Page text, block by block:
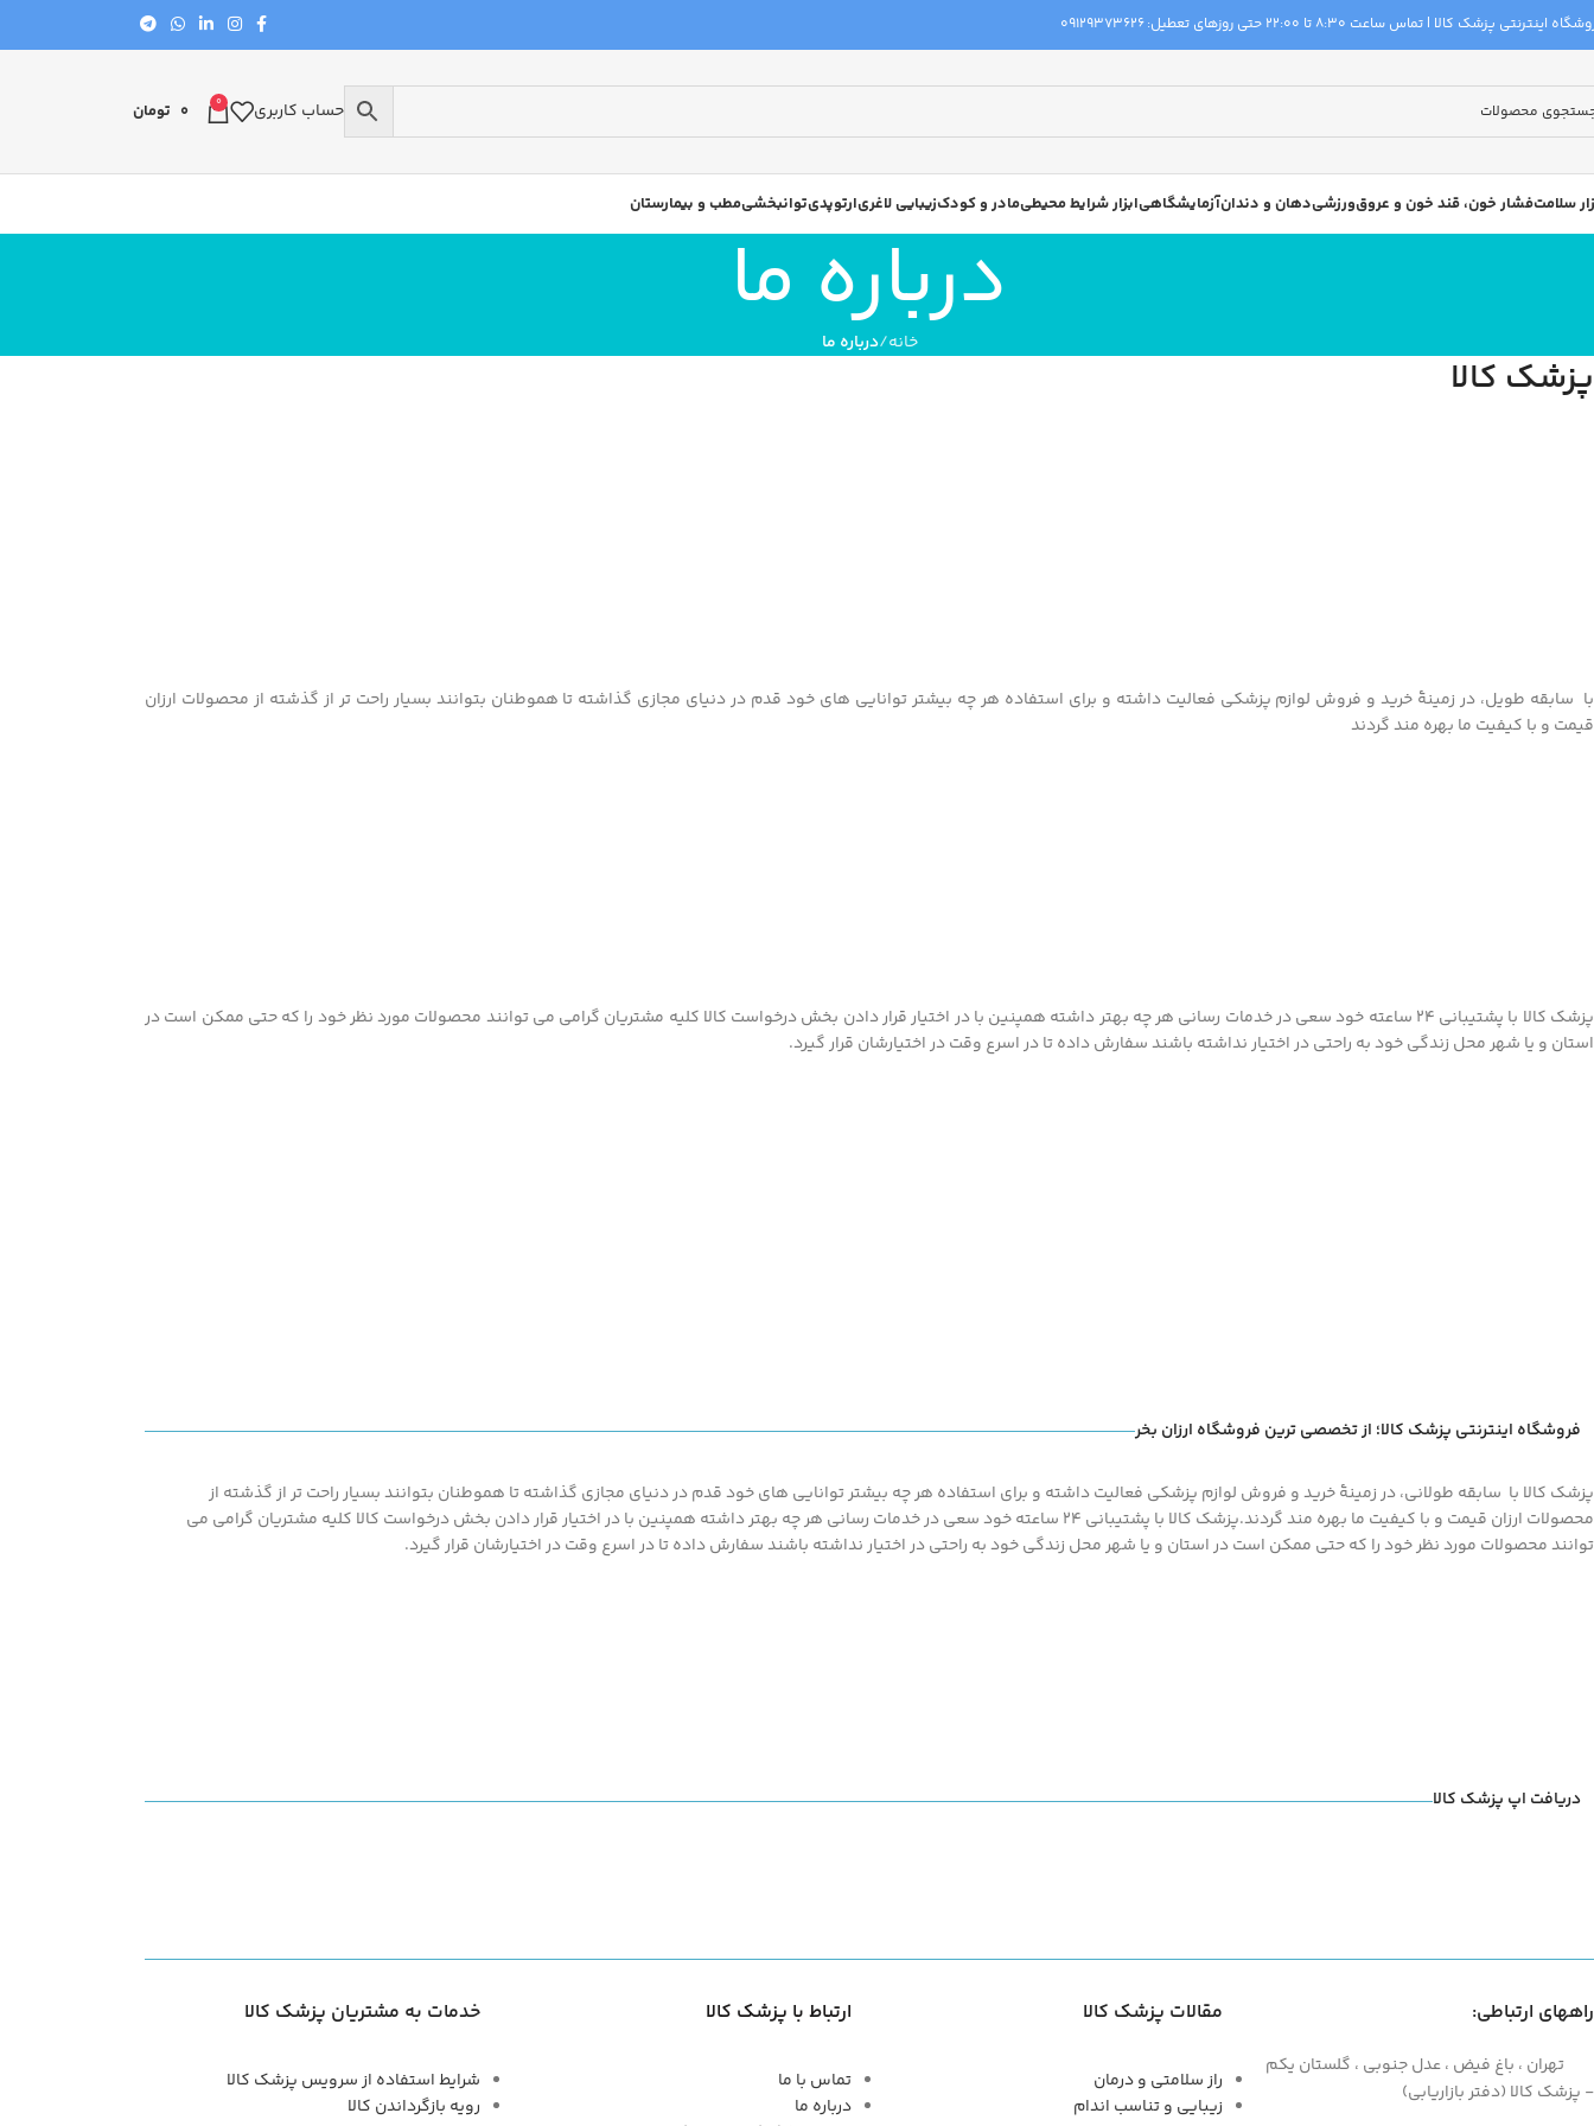
اینترنتی پزشک کالا | تماس ساعت 8:30 تا 22:00 حتی روزهای تعطیل: 09129373626
حساب کاربری 0
0 تومان
سلامتفشار خون، قند خون و عروقورزشیدهان و دندانآزمایشگاهیابزار شرایط محیطیمادر و کودکزیبایی لاغریارتوپدیتوانبخشیمطب و بیمارستان
درباره ما
خانه درباره ما
پزشک کالا
با سابقه طویل، در زمینۀ خرید و فروش لوازم پزشکی فعالیت داشته و برای استفاده هر چه بیشتر توانایی های خود قدم در دنیای مجازی گذاشته تا هموطنان بتوانند بسیار راحت تر از گذشته از محصولات ارزان
قیمت و با کیفیت ما بهره مند گردند
پزشک کالا با پشتیبانی 24 ساعته خود سعی در خدمات رسانی هر چه بهتر داشته همپنین با در اختیار قرار دادن بخش درخواست کالا کلیه مشتریان گرامی می توانند محصولات مورد نظر خود را که حتی ممکن است در
استان و یا شهر محل زندگی خود به راحتی در اختیار نداشته باشند سفارش داده تا در اسرع وقت در اختیارشان قرار گیرد.
فروشگاه اینترنتی پزشک کالا؛ از تخصصی ترین فروشگاه ارزان بخر
پزشک کالا با سابقه طولانی، در زمینۀ خرید و فروش لوازم پزشکی فعالیت داشته و برای استفاده هر چه بیشتر توانایی های خود قدم در دنیای مجازی گذاشته تا هموطنان بتوانند بسیار راحت تر از گذشته از
محصولات ارزان قیمت و با کیفیت ما بهره مند گردند.پزشک کالا با پشتیبانی 24 ساعته خود سعی در خدمات رسانی هر چه بهتر داشته همپنین با در اختیار قرار دادن بخش درخواست کالا کلیه مشتریان گرامی می
توانند محصولات مورد نظر خود را که حتی ممکن است در استان و یا شهر محل زندگی خود به راحتی در اختیار نداشته باشند سفارش داده تا در اسرع وقت در اختیارشان قرار گیرد.
دریافت اپ پزشک کالا
خدمات به مشتریان پزشک کالا
شرایط استفاده از سرویس پزشک کالا
رویه بازگرداندن کالا
ارتباط با پزشک کالا
تماس با ما
درباره ما
مقالات پزشک کالا
راز سلامتی و درمان
زیبایی و تناسب اندام
راههای ارتباطی:
تهران ، باغ فیض ، عدل جنوبی ، گلستان یکم
- پزشک کالا (دفتر بازاریابی)
Facebook